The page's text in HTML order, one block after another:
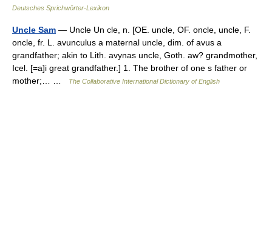
Deutsches Sprichwörter-Lexikon
Uncle Sam — Uncle Un cle, n. [OE. uncle, OF. oncle, uncle, F.
oncle, fr. L. avunculus a maternal uncle, dim. of avus a
grandfather; akin to Lith. avynas uncle, Goth. aw? grandmother,
Icel. [=a]i great grandfather.] 1. The brother of one s father or
mother;… …
The Collaborative International Dictionary of English